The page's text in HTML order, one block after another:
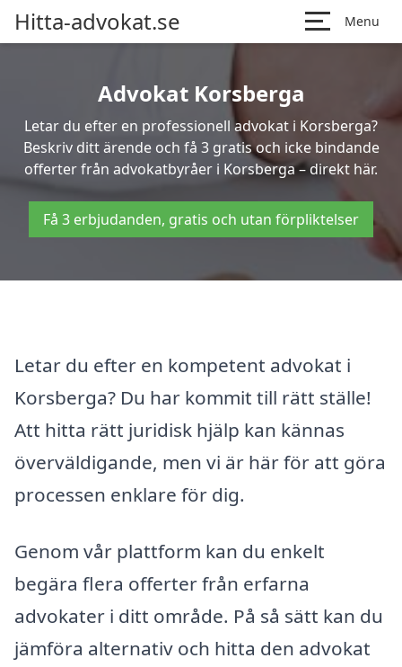
Hitta-advokat.se Menu
Advokat Korsberga
Letar du efter en professionell advokat i Korsberga?
Beskriv ditt ärende och få 3 gratis och icke bindande
offerter från advokatbyråer i Korsberga – direkt här.
Få 3 erbjudanden, gratis och utan förpliktelser
Letar du efter en kompetent advokat i
Korsberga? Du har kommit till rätt ställe!
Att hitta rätt juridisk hjälp kan kännas
överväldigande, men vi är här för att göra
processen enklare för dig.
Genom vår plattform kan du enkelt
begära flera offerter från erfarna
advokater i ditt område. På så sätt kan du
jämföra alternativ och hitta den advokat